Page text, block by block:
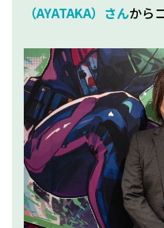
（AYATAKA）さんから